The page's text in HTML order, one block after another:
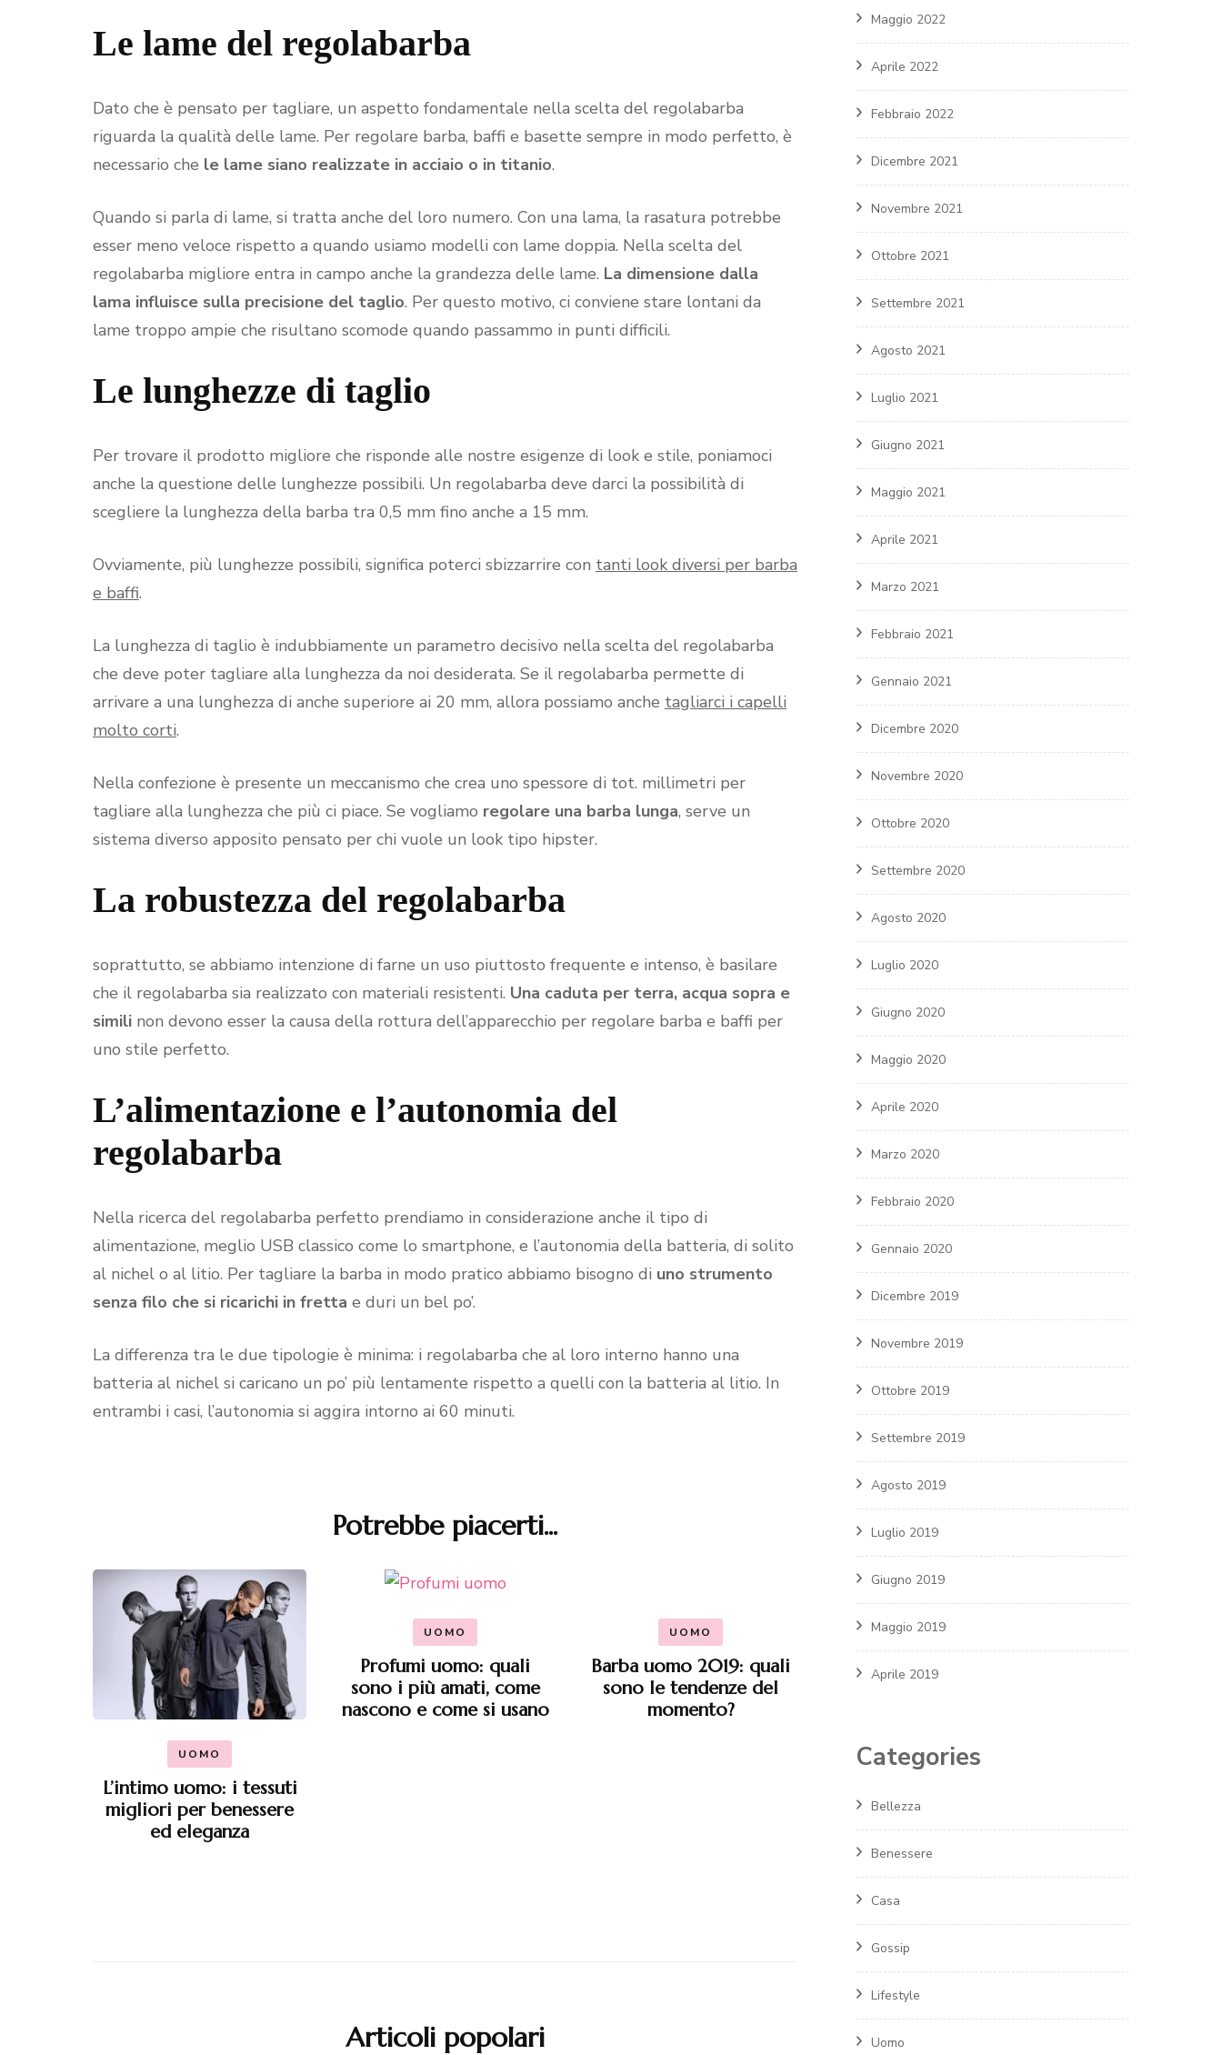
Le lame del regolabarba
Dato che è pensato per tagliare, un aspetto fondamentale nella scelta del regolabarba
riguarda la qualità delle lame. Per regolare barba, baffi e basette sempre in modo perfetto, è
necessario che le lame siano realizzate in acciaio o in titanio.
Quando si parla di lame, si tratta anche del loro numero. Con una lama, la rasatura potrebbe
esser meno veloce rispetto a quando usiamo modelli con lame doppia. Nella scelta del
regolabarba migliore entra in campo anche la grandezza delle lame. La dimensione dalla
lama influisce sulla precisione del taglio. Per questo motivo, ci conviene stare lontani da
lame troppo ampie che risultano scomode quando passammo in punti difficili.
Le lunghezze di taglio
Per trovare il prodotto migliore che risponde alle nostre esigenze di look e stile, poniamoci
anche la questione delle lunghezze possibili. Un regolabarba deve darci la possibilità di
scegliere la lunghezza della barba tra 0,5 mm fino anche a 15 mm.
Ovviamente, più lunghezze possibili, significa poterci sbizzarrire con tanti look diversi per barba
e baffi.
La lunghezza di taglio è indubbiamente un parametro decisivo nella scelta del regolabarba
che deve poter tagliare alla lunghezza da noi desiderata. Se il regolabarba permette di
arrivare a una lunghezza di anche superiore ai 20 mm, allora possiamo anche tagliarci i capelli
molto corti.
Nella confezione è presente un meccanismo che crea uno spessore di tot. millimetri per
tagliare alla lunghezza che più ci piace. Se vogliamo regolare una barba lunga, serve un
sistema diverso apposito pensato per chi vuole un look tipo hipster.
La robustezza del regolabarba
soprattutto, se abbiamo intenzione di farne un uso piuttosto frequente e intenso, è basilare
che il regolabarba sia realizzato con materiali resistenti. Una caduta per terra, acqua sopra e
simili non devono esser la causa della rottura dell’apparecchio per regolare barba e baffi per
uno stile perfetto.
L’alimentazione e l’autonomia del
regolabarba
Nella ricerca del regolabarba perfetto prendiamo in considerazione anche il tipo di
alimentazione, meglio USB classico come lo smartphone, e l’autonomia della batteria, di solito
al nichel o al litio. Per tagliare la barba in modo pratico abbiamo bisogno di uno strumento
senza filo che si ricarichi in fretta e duri un bel po’.
La differenza tra le due tipologie è minima: i regolabarba che al loro interno hanno una
batteria al nichel si caricano un po’ più lentamente rispetto a quelli con la batteria al litio. In
entrambi i casi, l’autonomia si aggira intorno ai 60 minuti.
Potrebbe piacerti...
UOMO
L’intimo uomo: i tessuti
migliori per benessere
ed eleganza
UOMO
Profumi uomo: quali
sono i più amati, come
nascono e come si usano
UOMO
Barba uomo 2019: quali
sono le tendenze del
momento?
Articoli popolari
Maggio 2022
Aprile 2022
Febbraio 2022
Dicembre 2021
Novembre 2021
Ottobre 2021
Settembre 2021
Agosto 2021
Luglio 2021
Giugno 2021
Maggio 2021
Aprile 2021
Marzo 2021
Febbraio 2021
Gennaio 2021
Dicembre 2020
Novembre 2020
Ottobre 2020
Settembre 2020
Agosto 2020
Luglio 2020
Giugno 2020
Maggio 2020
Aprile 2020
Marzo 2020
Febbraio 2020
Gennaio 2020
Dicembre 2019
Novembre 2019
Ottobre 2019
Settembre 2019
Agosto 2019
Luglio 2019
Giugno 2019
Maggio 2019
Aprile 2019
Categories
Bellezza
Benessere
Casa
Gossip
Lifestyle
Uomo